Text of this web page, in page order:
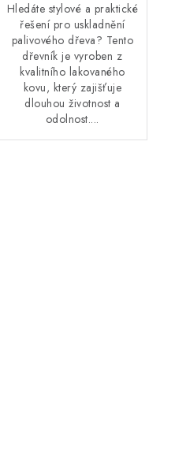
Hledáte stylové a praktické
řešení pro uskladnění
palivového dřeva? Tento
dřevník je vyroben z
kvalitního lakovaného
kovu, který zajišťuje
dlouhou životnost a
odolnost....